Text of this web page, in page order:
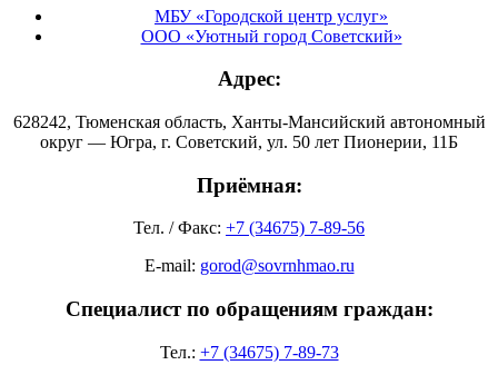
МБУ «Городской центр услуг»
ООО «Уютный город Советский»
Адрес:
628242, Тюменская область, Ханты-Мансийский автономный
округ — Югра, г. Советский, ул. 50 лет Пионерии, 11Б
Приёмная:
Тел. / Факс: +7 (34675) 7-89-56
E-mail: gorod@sovrnhmao.ru
Специалист по обращениям граждан:
Тел.: +7 (34675) 7-89-73